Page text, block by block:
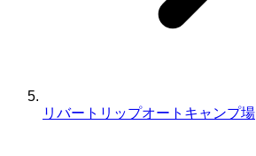
リバートリップオートキャンプ場